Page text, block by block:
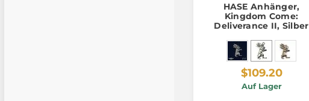
HASE Anhänger,
Kingdom Come:
Deliverance II, Silber
$109.20
Auf Lager